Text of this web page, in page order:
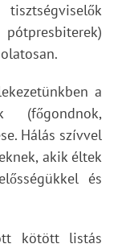
a
(főgondnok,
Hálás szívvel
akik éltek
és
kötött listás